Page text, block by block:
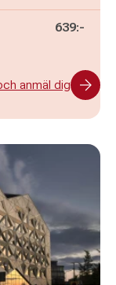
639:-
anmäl dig